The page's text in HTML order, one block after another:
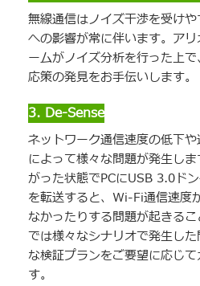
無線通信はノイズ干渉を受け
への影響が常に伴います。ア
ームがノイズ分析を行った上
応策の発見をお手伝いします。
3. De-Sense
ネットワーク通信速度の低下
によって様々な問題が発生し
がった状態でPCにUSB 3.0ド
を転送すると、Wi-Fi通信速度
なかったりする問題が起きる
では様々なシナリオで発生し
な検証プランをご要望に応じ
す。